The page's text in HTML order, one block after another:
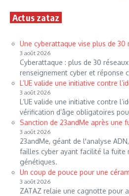
Actus zataz
Une cyberattaque vise plus de 30
3 août 2026
Cyberattaque : plus de 30 réseaux
renseignement cyber et réponse
L’UE valide une initiative contre
3 août 2026
L’UE valide une initiative contre
vérification d’âge obligatoires
Sanction de 23andMe après une
3 août 2026
23andMe, géant de l'analyse
failles cyber ayant facilité la fuite
génétiques.
Un coup de pouce pour une
3 août 2026
ZATAZ relaie une cagnotte pour